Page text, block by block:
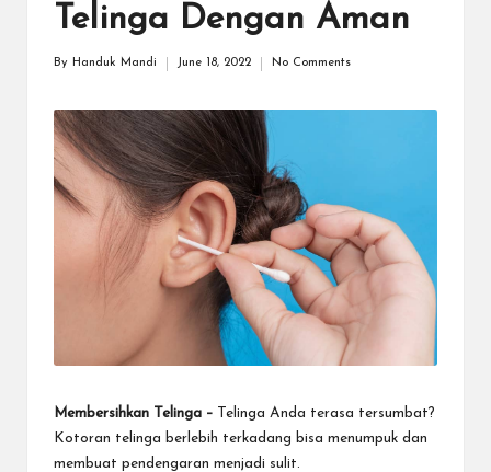
Telinga Dengan Aman
By Handuk Mandi June 18, 2022 No Comments
Membersihkan Telinga – Telinga Anda terasa tersumbat?
Kotoran telinga berlebih terkadang bisa menumpuk dan
membuat pendengaran menjadi sulit.